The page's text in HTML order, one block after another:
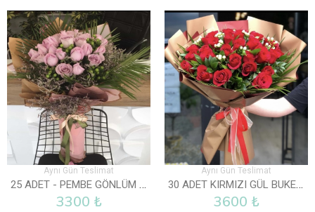
Aynı Gün Teslimat
25 ADET - PEMBE GÖNLÜM SENDE
3300 ₺
Aynı Gün Teslimat
30 ADET KIRMIZI GÜL BUKETI
3600 ₺